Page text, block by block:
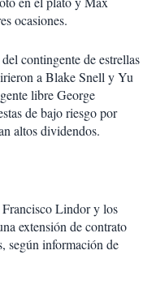
ocasiones.
contingente de estrellas
a Blake Snell y Yu
libre George
de bajo riesgo por
altos dividendos.
Lindor y los
extensión de contrato
según información de